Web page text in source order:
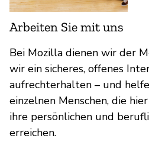
Arbeiten Sie mit uns
Bei Mozilla dienen wir der
wir ein sicheres, offenes
aufrechterhalten – und
einzelnen Menschen, die
ihre persönlichen und
erreichen.